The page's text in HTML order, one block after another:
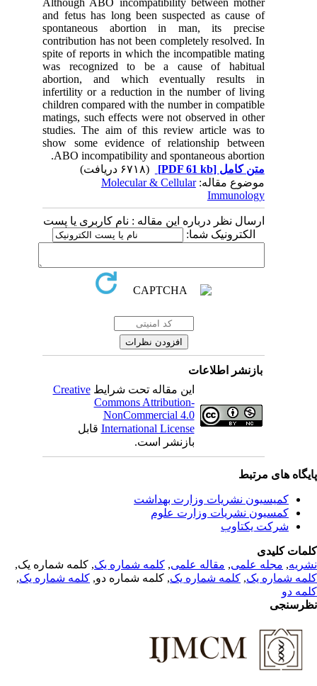
Although ABO incompatibility between mother
and fetus has long been suspected as cause of
spontaneous abortion in man, its precise
contribution has not been completely resolved. In
spite of reports in which the incompatible mating
was recognized to be a cause of habitual
abortion, and which eventually results in
infertility or a reduction in the number of living
children compared with the number in compatible
matings, such effects were not observed in other
studies. The aim of this review article was to
show some evidence of relationship between
ABO incompatibility and spontaneous abortion.
متن کامل[PDF 61 kb]
موضوع مقاله:Molecular & Cellular
Immunology
ارسال نظر درباره این مقاله : نام کاربری یا پست
الکترونیک شما:
بازنشر اطلاعات
این مقاله تحت شرایطCreative
Commons Attribution-
NonCommercial 4.0
International Licenseقابل
بازنشر است.
های مرتبط
کمیسیون نشریات وزارت بهداشت
کمسیون نشریات وزارت علوم
شرکت یکتاوب
کلیدی
,مجله علمی, مقاله علمی, کلمه شماره یک, کلمه شماره یک,
شماره یک,کلمه شماره یک, کلمه شماره دو,کلمه شماره یک,
دو